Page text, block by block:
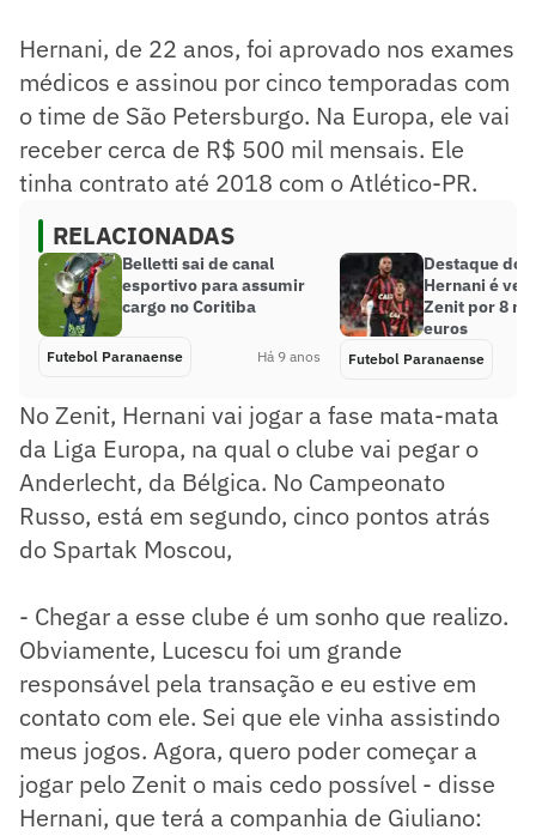
Hernani, de 22 anos, foi aprovado nos exames
médicos e assinou por cinco temporadas com
o time de São Petersburgo. Na Europa, ele vai
receber cerca de R$ 500 mil mensais. Ele
tinha contrato até 2018 com o Atlético-PR.
RELACIONADAS
Belletti sai de canal
esportivo para assumir
cargo no Coritiba
Futebol Paranaense Há 9 anos
Destaque do
Hernani é
Zenit por 8
euros
Futebol Paranaense
No Zenit, Hernani vai jogar a fase mata-mata
da Liga Europa, na qual o clube vai pegar o
Anderlecht, da Bélgica. No Campeonato
Russo, está em segundo, cinco pontos atrás
do Spartak Moscou,
- Chegar a esse clube é um sonho que realizo.
Obviamente, Lucescu foi um grande
responsável pela transação e eu estive em
contato com ele. Sei que ele vinha assistindo
meus jogos. Agora, quero poder começar a
jogar pelo Zenit o mais cedo possível - disse
Hernani, que terá a companhia de Giuliano: